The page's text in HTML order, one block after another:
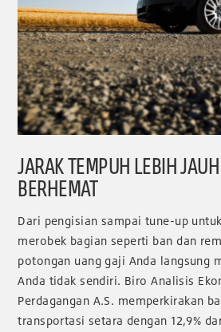
JARAK TEMPUH LEBIH
BERHEMAT
Dari pengisian sampai tune-up
merobek bagian seperti ban dan
potongan uang gaji Anda langsung
Anda tidak sendiri. Biro Analisis
Perdagangan A.S. memperkirakan
transportasi setara dengan 12,9%